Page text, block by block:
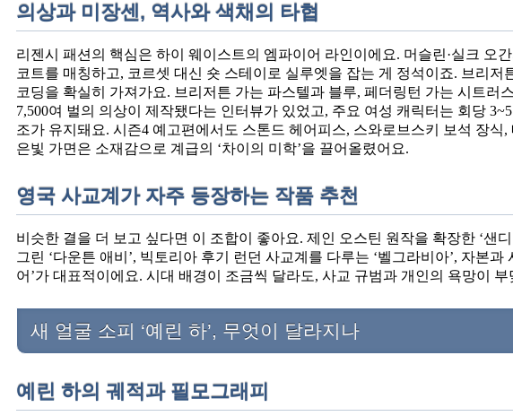
의상과 미장센, 역사와 색채의 타협
리젠시 패션의 핵심은 하이 웨이스트의 엠파이어 라인이에요. 머슬린·실크 오
코트를 매칭하고, 코르셋 대신 숏 스테이로 실루엣을 잡는 게 정석이죠. 브리저
코딩을 확실히 가져가요. 브리저튼 가는 파스텔과 블루, 페더링턴 가는 시트러
7,500여 벌의 의상이 제작됐다는 인터뷰가 있었고, 주요 여성 캐릭터는 회당
조가 유지돼요. 시즌4 예고편에서도 스톤드 헤어피스, 스와로브스키 보석 장식
은빛 가면은 소재감으로 계급의 ‘차이의 미학’을 끌어올렸어요.
영국 사교계가 자주 등장하는 작품 추천
비슷한 결을 더 보고 싶다면 이 조합이 좋아요. 제인 오스틴 원작을 확장한 ‘샌
그린 ‘다운튼 애비’, 빅토리아 후기 런던 사교계를 다루는 ‘벨그라비아’, 자본과
어’가 대표적이에요. 시대 배경이 조금씩 달라도, 사교 규범과 개인의 욕망이
새 얼굴 소피 ‘예린 하’, 무엇이 달라지나
예린 하의 궤적과 필모그래피